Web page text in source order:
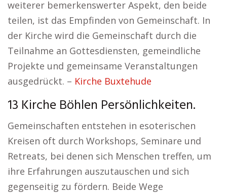
weiterer bemerkenswerter Aspekt, den beide
teilen, ist das Empfinden von Gemeinschaft. In
der Kirche wird die Gemeinschaft durch die
Teilnahme an Gottesdiensten, gemeindliche
Projekte und gemeinsame Veranstaltungen
ausgedrückt. – Kirche Buxtehude
13 Kirche Böhlen Persönlichkeiten.
Gemeinschaften entstehen in esoterischen
Kreisen oft durch Workshops, Seminare und
Retreats, bei denen sich Menschen treffen, um
ihre Erfahrungen auszutauschen und sich
gegenseitig zu fördern. Beide Wege